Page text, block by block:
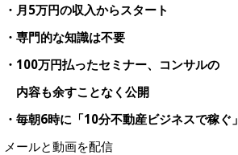
・月5万円の収入からスタート
・専門的な知識は不要
・100万円払ったセミナー、コンサルの
内容も余すことなく公開
・毎朝6時に「10分不動産ビジネスで稼ぐ」
メールと動画を配信